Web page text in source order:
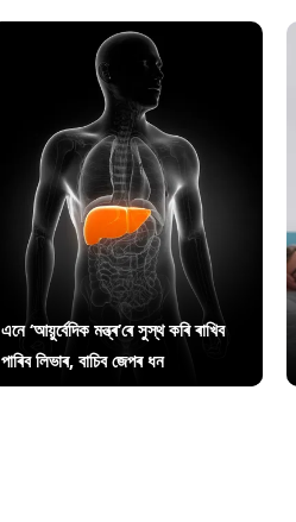
এনে ‘আয়ুৰ্বেদিক মন্ত্ৰ’ৰে সুস্থ কৰি ৰাখিব
পাৰিব লিভাৰ, বাচিব জেপৰ ধন